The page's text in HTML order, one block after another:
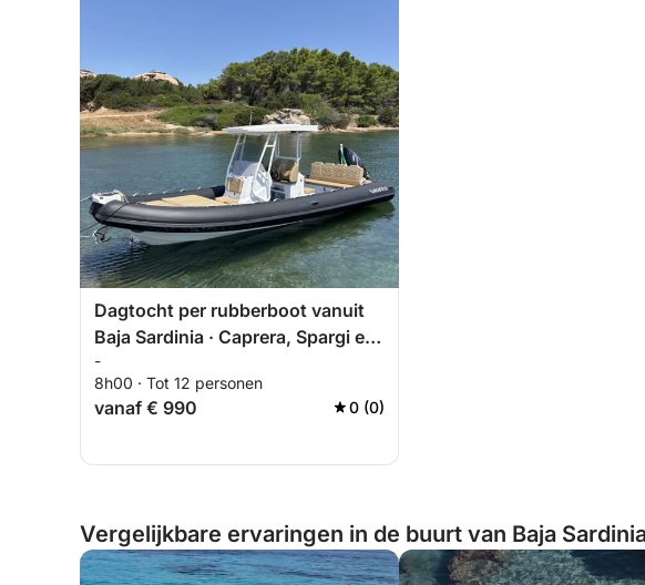
Dagtocht per rubberboot vanuit
Baja Sardinia · Caprera, Spargi en
La Maddalena
-
8h00 · Tot 12 personen
vanaf € 990 0 (0)
Vergelijkbare ervaringen in de buurt van Baja